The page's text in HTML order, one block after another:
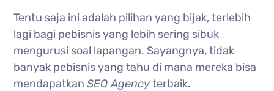
Tentu saja ini adalah pilihan yang bijak, terlebih
lagi bagi pebisnis yang lebih sering sibuk
mengurusi soal lapangan. Sayangnya, tidak
banyak pebisnis yang tahu di mana mereka bisa
mendapatkanSEO Agencyterbaik.